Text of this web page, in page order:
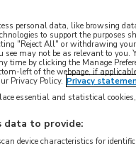
personal data, like browsing
to support the purposes
"Reject All" or withdrawing
see may not be as relevant to you.
time by clicking the Manage
left of the webpage, if
Privacy Policy. Privacy
essential and statistical
data to provide:
device characteristics for